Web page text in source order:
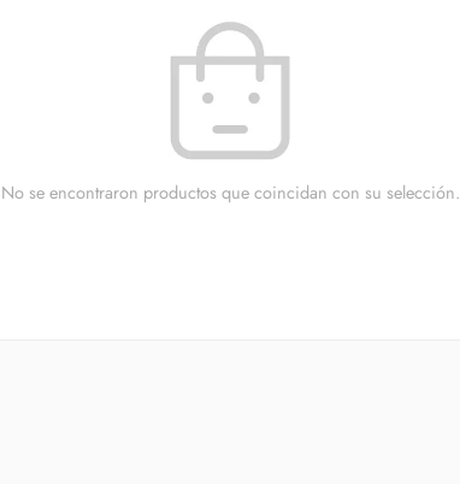
No se encontraron productos que coincidan con su selección.